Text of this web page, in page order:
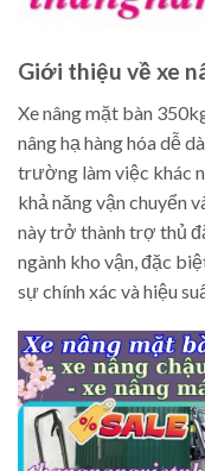
Giới thiệu về xe
Xe nâng mặt bàn
nâng hạ hàng hóa dễ
trường làm việc khác
khả năng vận chuyển
này trở thành trợ thủ
ngành kho vận, đặc
sự chính xác và hiệu